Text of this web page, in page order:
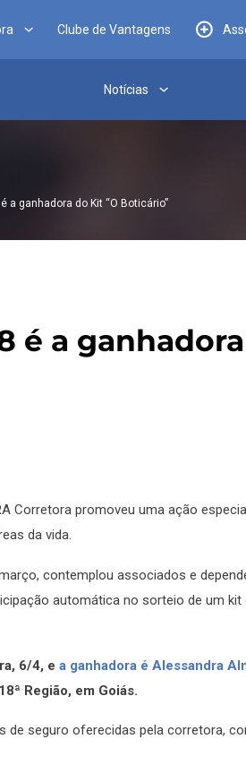
Clube de Vantagens
Notícias
a ganhadora do Kit “O Boticário”
é a
Corretora promoveu uma ação
da vida.
contemplou associados e
automática no sorteio de um kit
6/4, e a ganhadora é Alessandra
Região, em Goiás.
de seguro oferecidas pela corretora,